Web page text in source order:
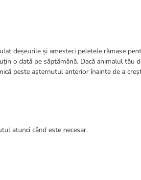
deșeurile și amesteci peletele rămase
o dată pe săptămână. Dacă animalul tău
peste așternutul anterior înainte de a
atunci când este necesar.